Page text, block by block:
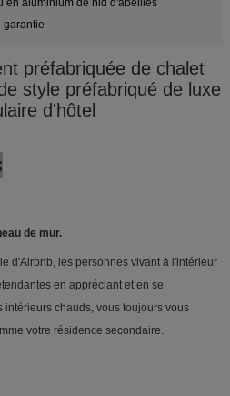
en aluminium de nid d'abeilles
garantie
préfabriquée de chalet
style préfabriqué de luxe
d'hôtel
de mur.
d'Airbnb, les personnes vivant à l'intérieur
en appréciant et en se
chauds, vous toujours vous